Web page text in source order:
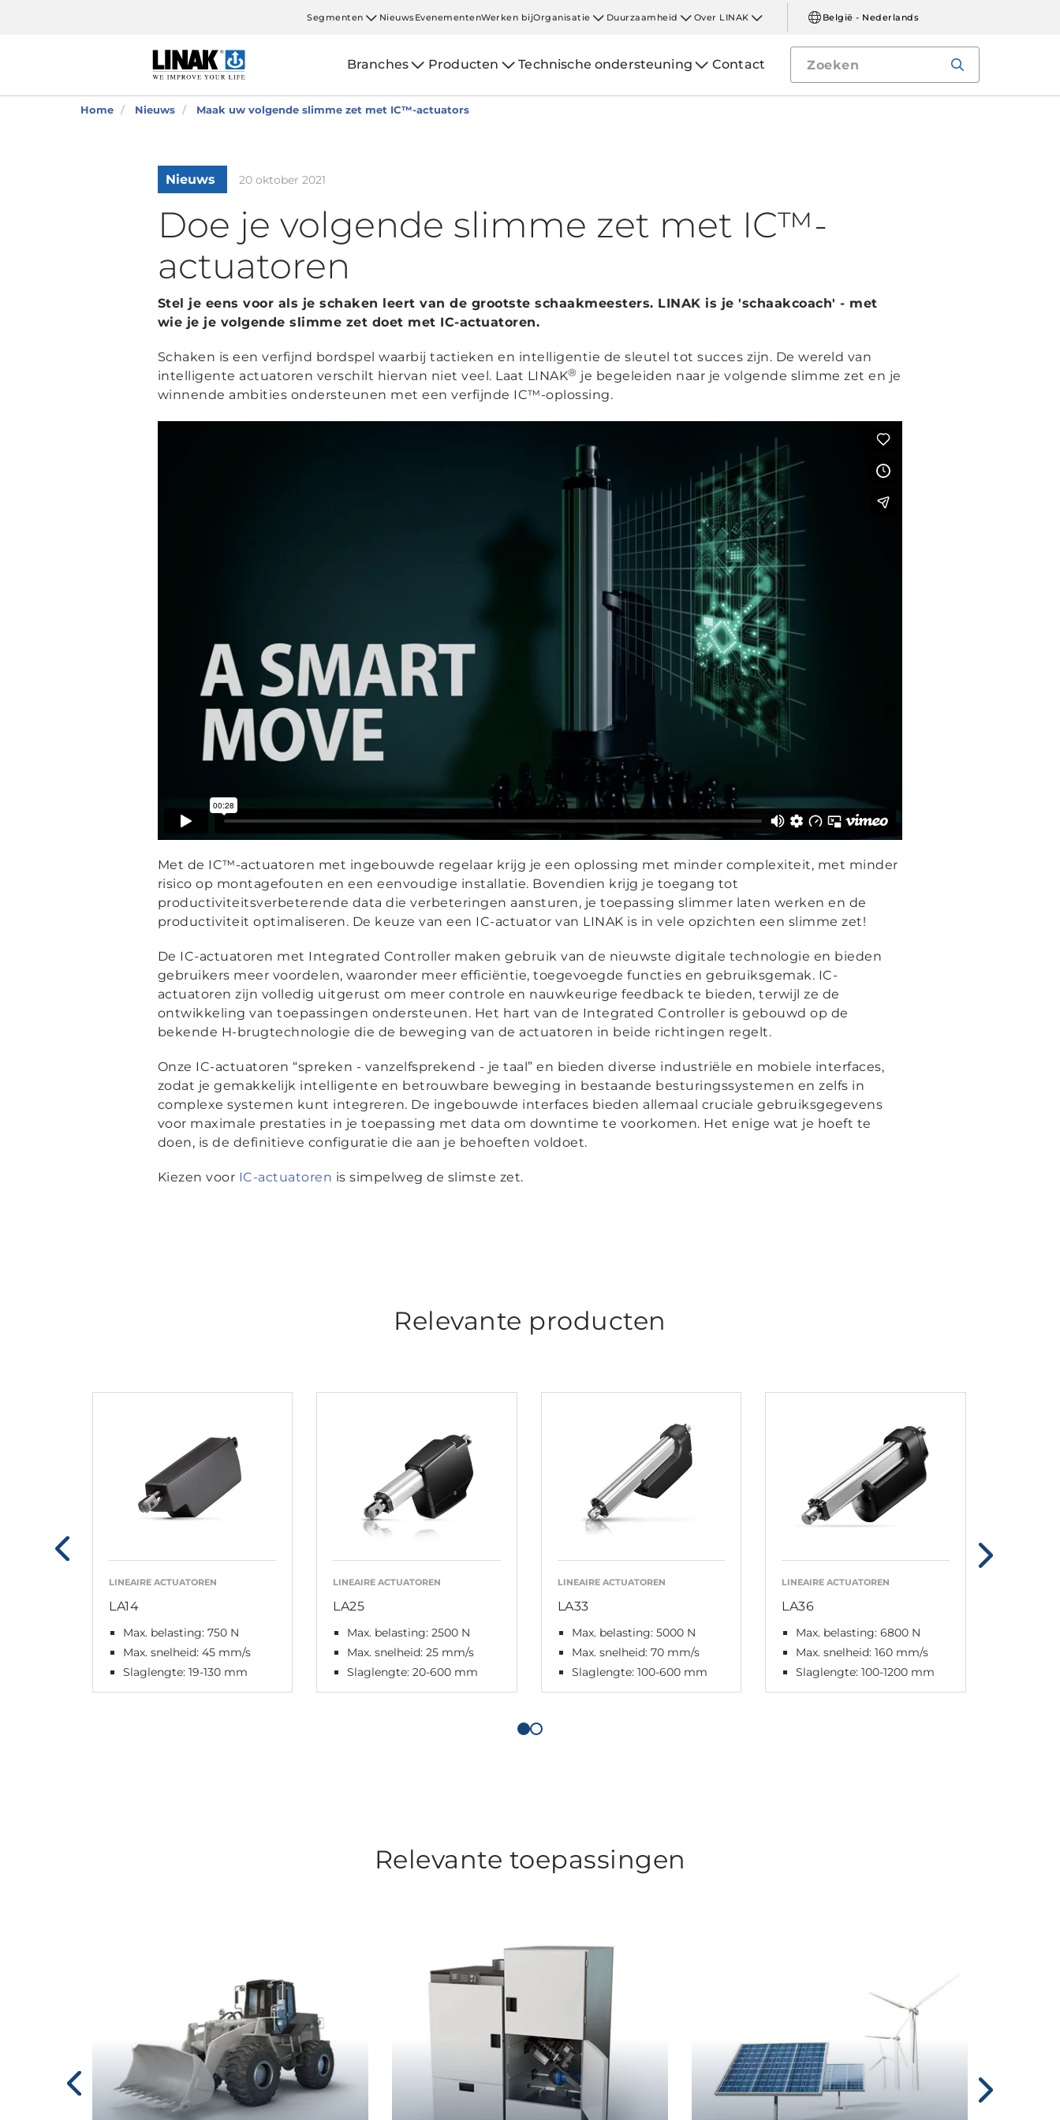
Segmenten NieuwsEvenementenWerken bijOrganisatie Duurzaamheid Over LINAK België - Nederlands
Branches Producten Technische ondersteuning Contact
Home Nieuws Maak uw volgende slimme zet met IC™-actuators
Nieuws 20 oktober 2021
Doe je volgende slimme zet met IC™-
actuatoren
Stel je eens voor als je schaken leert van de grootste schaakmeesters. LINAK is je 'schaakcoach' - met
wie je je volgende slimme zet doet met IC-actuatoren.
Schaken is een verfijnd bordspel waarbij tactieken en intelligentie de sleutel tot succes zijn. De wereld van
intelligente actuatoren verschilt hiervan niet veel. Laat LINAK® je begeleiden naar je volgende slimme zet en je
winnende ambities ondersteunen met een verfijnde IC™-oplossing.
Met de IC™-actuatoren met ingebouwde regelaar krijg je een oplossing met minder complexiteit, met minder
risico op montagefouten en een eenvoudige installatie. Bovendien krijg je toegang tot
productiviteitsverbeterende data die verbeteringen aansturen, je toepassing slimmer laten werken en de
productiviteit optimaliseren. De keuze van een IC-actuator van LINAK is in vele opzichten een slimme zet!
De IC-actuatoren met Integrated Controller maken gebruik van de nieuwste digitale technologie en bieden
gebruikers meer voordelen, waaronder meer efficiëntie, toegevoegde functies en gebruiksgemak. IC-
actuatoren zijn volledig uitgerust om meer controle en nauwkeurige feedback te bieden, terwijl ze de
ontwikkeling van toepassingen ondersteunen. Het hart van de Integrated Controller is gebouwd op de
bekende H-brugtechnologie die de beweging van de actuatoren in beide richtingen regelt.
Onze IC-actuatoren “spreken - vanzelfsprekend - je taal” en bieden diverse industriële en mobiele interfaces,
zodat je gemakkelijk intelligente en betrouwbare beweging in bestaande besturingssystemen en zelfs in
complexe systemen kunt integreren. De ingebouwde interfaces bieden allemaal cruciale gebruiksgegevens
voor maximale prestaties in je toepassing met data om downtime te voorkomen. Het enige wat je hoeft te
doen, is de definitieve configuratie die aan je behoeften voldoet.
Kiezen voor IC-actuatoren is simpelweg de slimste zet.
Relevante producten
LINEAIRE ACTUATOREN
LA14
Max. belasting: 750 N
Max. snelheid: 45 mm/s
Slaglengte: 19-130 mm
LINEAIRE ACTUATOREN
LA25
Max. belasting: 2500 N
Max. snelheid: 25 mm/s
Slaglengte: 20-600 mm
LINEAIRE ACTUATOREN
LA33
Max. belasting: 5000 N
Max. snelheid: 70 mm/s
Slaglengte: 100-600 mm
LINEAIRE ACTUATOREN
LA36
Max. belasting: 6800 N
Max. snelheid: 160 mm/s
Slaglengte: 100-1200 mm
Relevante toepassingen